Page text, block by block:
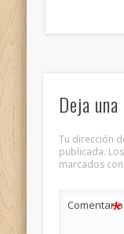
Deja
Tu dirección
publicada.
marcados con
Comentario
*